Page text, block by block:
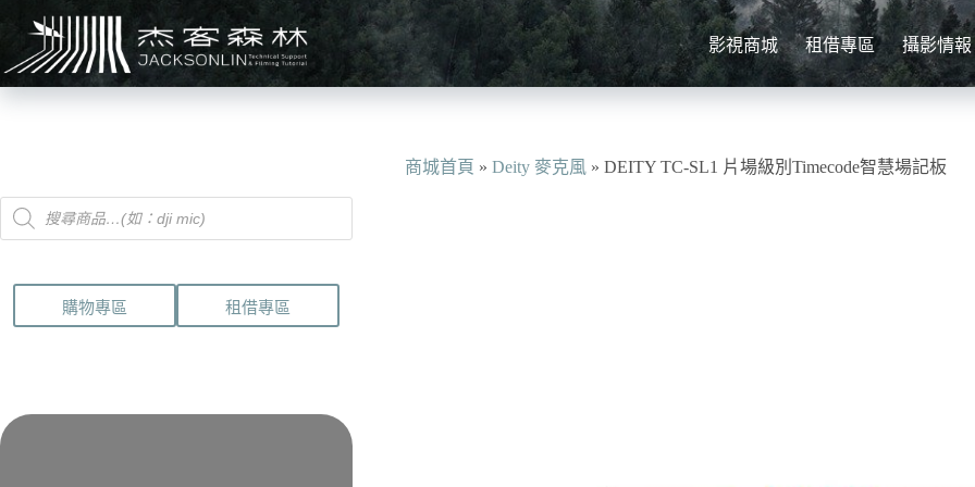
主
要
影視商城 租借專區 攝影情報
商城首頁 » Deity 麥克風 » DEITY TC-SL1 片場級別Timecode智慧場記板
Products
search
購物專區 租借專區